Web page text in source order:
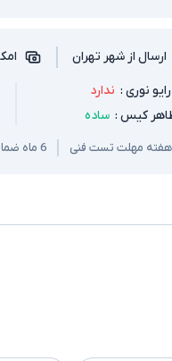
ارسال از شهر تهران
نوری: ندارد
کیس: ساده
مهلت تست فنی 6 ماه ضمانت سخت افزار